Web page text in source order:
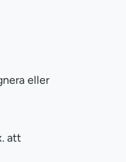
eller
att